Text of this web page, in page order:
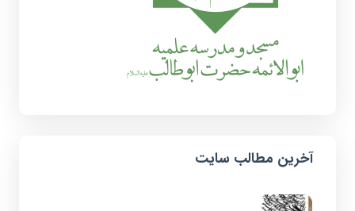
آخرین مطالب سایت